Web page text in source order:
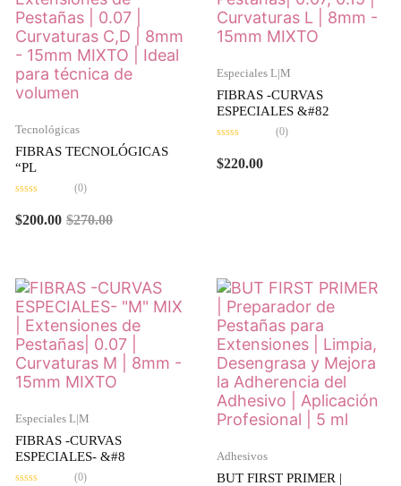
Tecnológicas
FIBRAS TECNOLÓGICAS
“PL
en
0
(0)
$270.00
$200.00
Especiales L|M
FIBRAS -CURVAS
ESPECIALES &#82
en
0
(0)
$220.00
Especiales L|M
FIBRAS -CURVAS
ESPECIALES- &#8
(0)
Adhesivos
BUT FIRST PRIMER |